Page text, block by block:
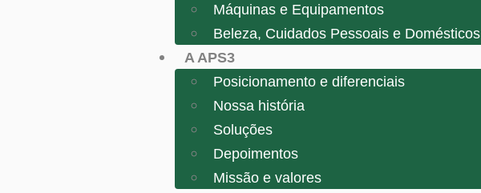
Máquinas e Equipamentos
Beleza, Cuidados Pessoais e Domésticos
A APS3
Posicionamento e diferenciais
Nossa história
Soluções
Depoimentos
Missão e valores